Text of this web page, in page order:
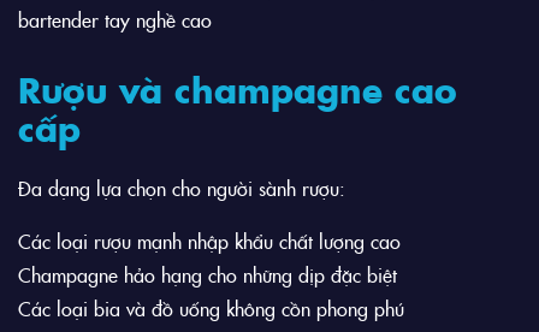
bartender tay nghề cao
Rượu và champagne cao
cấp
Đa dạng lựa chọn cho người sành rượu:
Các loại rượu mạnh nhập khẩu chất lượng cao
Champagne hảo hạng cho những dịp đặc biệt
Các loại bia và đồ uống không cồn phong phú